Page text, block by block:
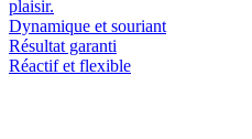
plaisir.
Dynamique et souriant
Résultat garanti
Réactif et flexible